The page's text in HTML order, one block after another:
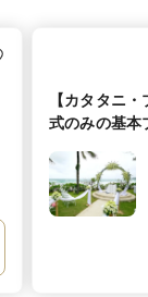
【カタタニ
式のみの基本